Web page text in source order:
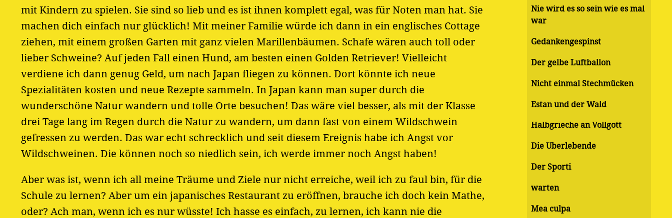
mit Kindern zu spielen. Sie sind so lieb und es ist ihnen komplett egal, was für Noten man hat. Sie
machen dich einfach nur glücklich! Mit meiner Familie würde ich dann in ein englisches Cottage
ziehen, mit einem großen Garten mit ganz vielen Marillenbäumen. Schafe wären auch toll oder
lieber Schweine? Auf jeden Fall einen Hund, am besten einen Golden Retriever! Vielleicht
verdiene ich dann genug Geld, um nach Japan fliegen zu können. Dort könnte ich neue
Spezialitäten kosten und neue Rezepte sammeln. In Japan kann man super durch die
wunderschöne Natur wandern und tolle Orte besuchen! Das wäre viel besser, als mit der Klasse
drei Tage lang im Regen durch die Natur zu wandern, um dann fast von einem Wildschwein
gefressen zu werden. Das war echt schrecklich und seit diesem Ereignis habe ich Angst vor
Wildschweinen. Die können noch so niedlich sein, ich werde immer noch Angst haben!
Aber was ist, wenn ich all meine Träume und Ziele nur nicht erreiche, weil ich zu faul bin, für die
Schule zu lernen? Aber um ein japanisches Restaurant zu eröffnen, brauche ich doch kein Mathe,
oder? Ach man, wenn ich es nur wüsste! Ich hasse es einfach, zu lernen, ich kann nie die
Nie wird es so sein wie es mal
war
Gedankengespinst
Der gelbe Luftballon
Nicht einmal Stechmücken
Estan und der Wald
Halbgrieche an Vollgott
Die Überlebende
Der Sporti
warten
Mea culpa